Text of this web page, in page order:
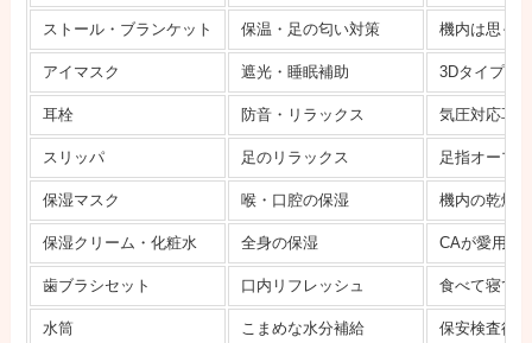
ストール・ブランケット 保温・足の匂い対策 機内は思っ
アイマスク 遮光・睡眠補助 3Dタイプが
耳栓 防音・リラックス 気圧対応耳
スリッパ 足のリラックス 足指オープ
保湿マスク 喉・口腔の保湿 機内の乾燥
保湿クリーム・化粧水 全身の保湿 CAが愛用：
歯ブラシセット 口内リフレッシュ 食べて寝て
水筒 こまめな水分補給 保安検査後